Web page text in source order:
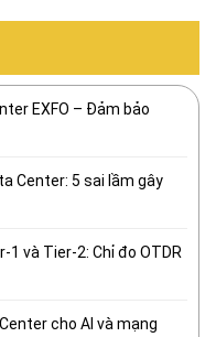
EXFO – Đảm bảo
Center: 5 sai lầm gây
và Tier-2: Chỉ đo OTDR
cho AI và mạng